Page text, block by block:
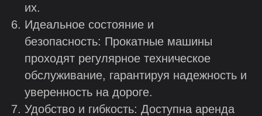
их.
Идеальное состояние и
безопасность: Прокатные машины
проходят регулярное техническое
обслуживание, гарантируя надежность и
уверенность на дороге.
Удобство и гибкость: Доступна аренда